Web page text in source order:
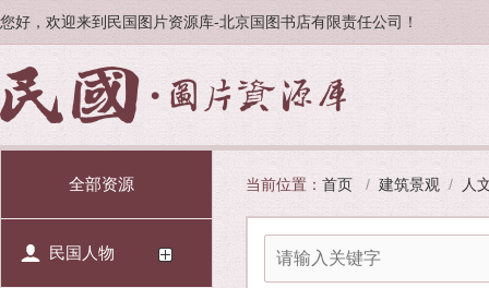
您好，欢迎来到民国图片资源库-北京国图书店有限责任公司！
全部资源
民国人物
当前位置： 首页 / 建筑景观 / 人